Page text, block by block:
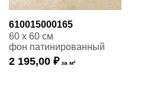
610015000165
60 x 60 см
фон патинированный
2 195,00 ₽ за м²